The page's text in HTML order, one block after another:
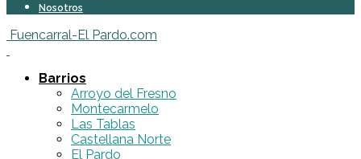
Nosotros
Fuencarral-El Pardo.com
Barrios
Arroyo del Fresno
Montecarmelo
Las Tablas
Castellana Norte
El Pardo